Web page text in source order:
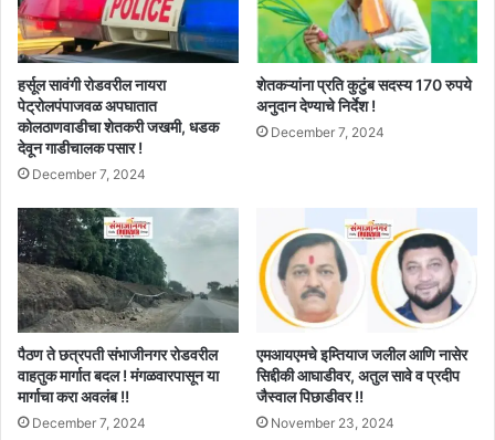
हर्सूल सावंगी रोडवरील नायरा
पेट्रोलपंपाजवळ अपघातात
कोलठाणवाडीचा शेतकरी जखमी, धडक
देवून गाडीचालक पसार !
December 7, 2024
शेतकऱ्यांना प्रति कुटुंब सदस्य 170 रुपये
अनुदान देण्याचे निर्देश !
December 7, 2024
पैठण ते छत्रपती संभाजीनगर रोडवरील
वाहतुक मार्गात बदल ! मंगळवारपासून या
मार्गाचा करा अवलंब !!
December 7, 2024
एमआयएमचे इम्तियाज जलील आणि नासेर
सिद्दीकी आघाडीवर, अतुल सावे व प्रदीप
जैस्वाल पिछाडीवर !!
November 23, 2024